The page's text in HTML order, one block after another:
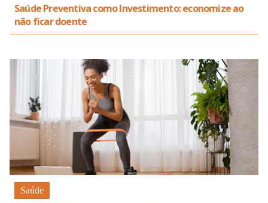
Saúde Preventiva como Investimento: economize ao
não ficar doente
Saúde